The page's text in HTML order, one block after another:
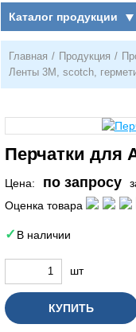
Каталог продукции
Главная / Продукция /
Ленты 3М, scotch,
Перчатки для
Цена: по запросу
Оценка товара
В наличии
шт
КУПИТЬ